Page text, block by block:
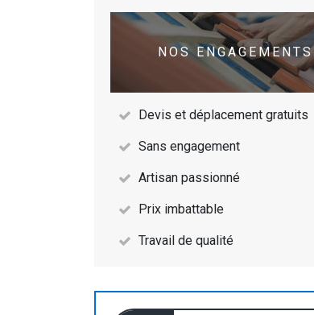
NOS ENGAGEMENTS
Devis et déplacement gratuits
Sans engagement
Artisan passionné
Prix imbattable
Travail de qualité